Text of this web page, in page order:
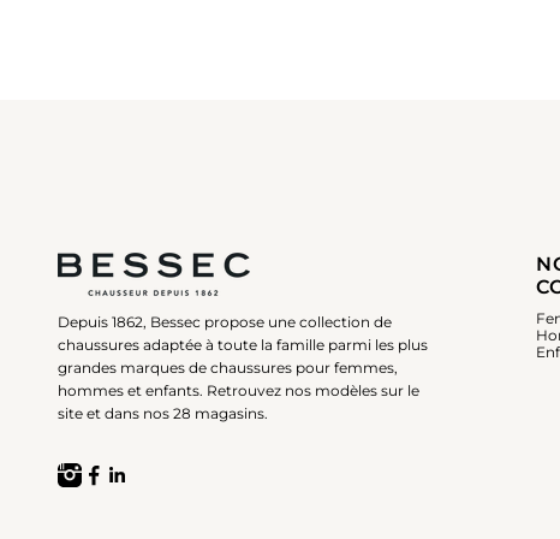
Depuis 1862, Bessec propose une collection de
chaussures adaptée à toute la famille parmi les plus
grandes marques de chaussures pour femmes,
hommes et enfants. Retrouvez nos modèles sur le
site et dans nos 28 magasins.